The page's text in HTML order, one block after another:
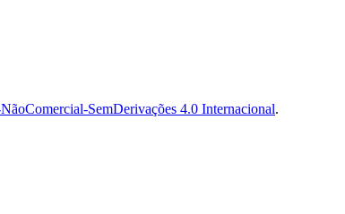
SemDerivações 4.0 Internacional.